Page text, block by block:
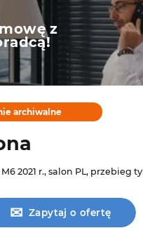
z
archiwalne
M6 2021 r., salon PL, przebieg
✉ Zapytaj o ofertę